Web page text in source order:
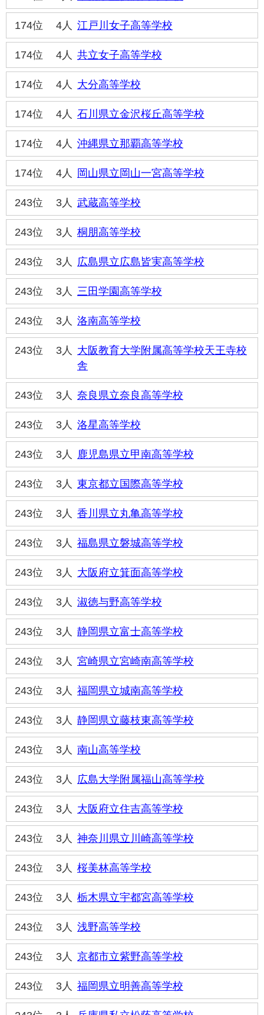
174位 4人 江戸川女子高等学校
174位 4人 共立女子高等学校
174位 4人 大分高等学校
174位 4人 石川県立金沢桜丘高等学校
174位 4人 沖縄県立那覇高等学校
174位 4人 岡山県立岡山一宮高等学校
243位 3人 武蔵高等学校
243位 3人 桐朋高等学校
243位 3人 広島県立広島皆実高等学校
243位 3人 三田学園高等学校
243位 3人 洛南高等学校
243位 3人 大阪教育大学附属高等学校天王寺校
舎
243位 3人 奈良県立奈良高等学校
243位 3人 洛星高等学校
243位 3人 鹿児島県立甲南高等学校
243位 3人 東京都立国際高等学校
243位 3人 香川県立丸亀高等学校
243位 3人 福島県立磐城高等学校
243位 3人 大阪府立箕面高等学校
243位 3人 淑徳与野高等学校
243位 3人 静岡県立富士高等学校
243位 3人 宮崎県立宮崎南高等学校
243位 3人 福岡県立城南高等学校
243位 3人 静岡県立藤枝東高等学校
243位 3人 南山高等学校
243位 3人 広島大学附属福山高等学校
243位 3人 大阪府立住吉高等学校
243位 3人 神奈川県立川崎高等学校
243位 3人 桜美林高等学校
243位 3人 栃木県立宇都宮高等学校
243位 3人 浅野高等学校
243位 3人 京都市立紫野高等学校
243位 3人 福岡県立明善高等学校